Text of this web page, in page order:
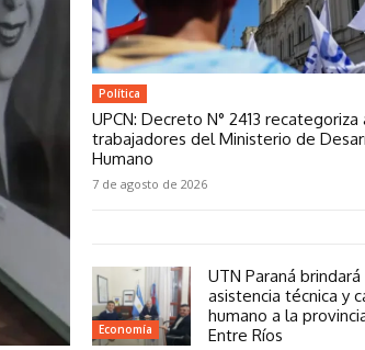
Política
UPCN: Decreto N° 2413 recategoriza
trabajadores del Ministerio de
Humano
7 de agosto de 2026
Economía
UTN Paraná brindará
asistencia técnica y
humano a la
Entre Ríos